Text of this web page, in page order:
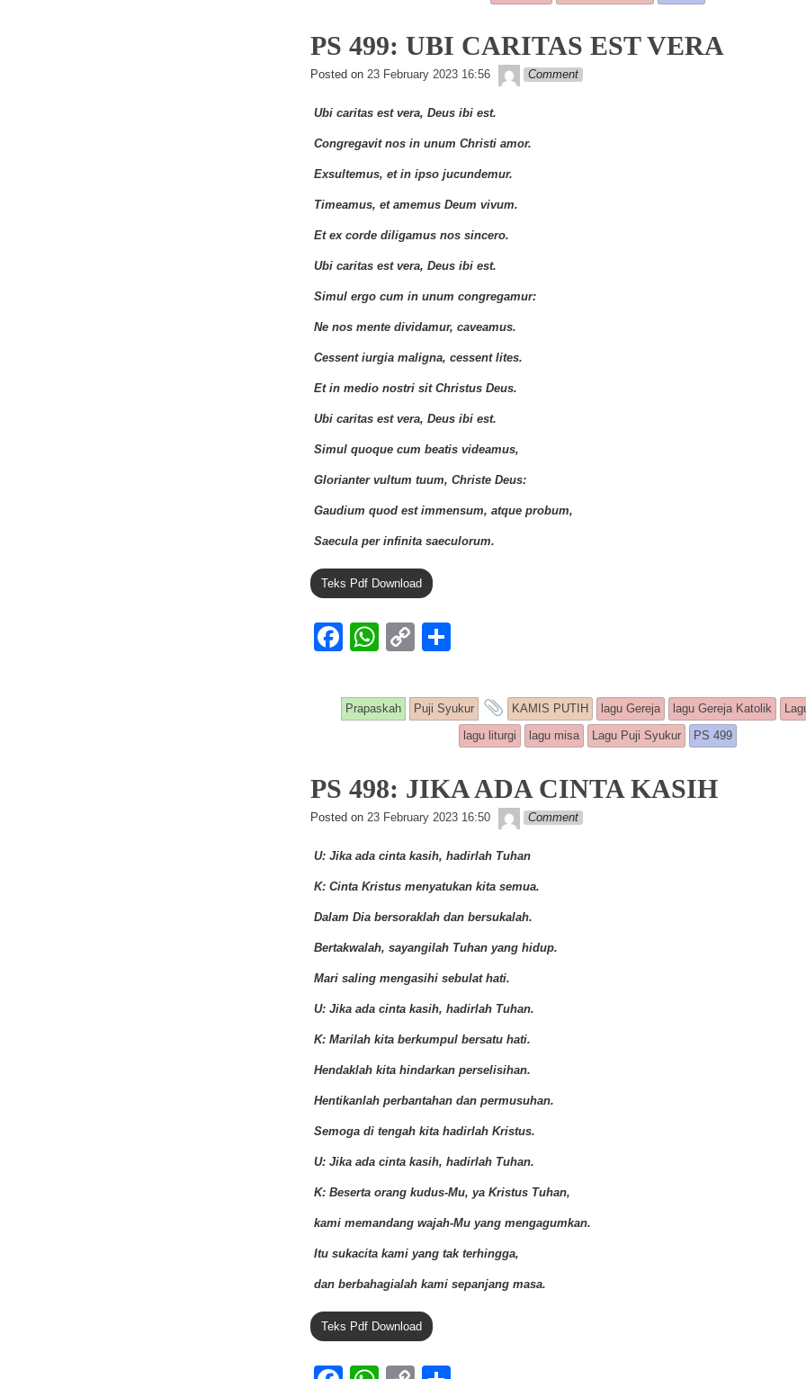
o
o
p
p
n
k
PS 499: UBI CARITAS EST VERA
Posted on 23 February 2023 16:56 Lapopp music
Comment
Ubi caritas est vera, Deus ibi est.
Congregavit nos in unum Christi amor.
Exsultemus, et in ipso jucundemur.
Timeamus, et amemus Deum vivum.
Et ex corde diligamus nos sincero.
Ubi caritas est vera, Deus ibi est.
Simul ergo cum in unum congregamur:
Ne nos mente dividamur, caveamus.
Cessent iurgia maligna, cessent lites.
Et in medio nostri sit Christus Deus.
Ubi caritas est vera, Deus ibi est.
Simul quoque cum beatis videamus,
Glorianter vultum tuum, Christe Deus:
Gaudium quod est immensum, atque probum,
Saecula per infinita saeculorum.
Teks Pdf Download
F
c
e
o
o
W
at
s
p
p
C
p
y
n
k
ar
e
Prapaskah Puji Syukur and tagged
KAMIS PUTIH lagu Gereja lagu Gereja Katolik
lagu liturgi
lagu misa Lagu Puji Syukur PS 499
PS 498: JIKA ADA CINTA KASIH
Posted on 23 February 2023 16:50 Lapopp music
Comment
U: Jika ada cinta kasih, hadirlah Tuhan
K: Cinta Kristus menyatukan kita semua.
Dalam Dia bersoraklah dan bersukalah.
Bertakwalah, sayangilah Tuhan yang hidup.
Mari saling mengasihi sebulat hati.
U: Jika ada cinta kasih, hadirlah Tuhan.
K: Marilah kita berkumpul bersatu hati.
Hendaklah kita hindarkan perselisihan.
Hentikanlah perbantahan dan permusuhan.
Semoga di tengah kita hadirlah Kristus.
U: Jika ada cinta kasih, hadirlah Tuhan.
K: Beserta orang kudus-Mu, ya Kristus Tuhan,
kami memandang wajah-Mu yang mengagumkan.
Itu sukacita kami yang tak terhingga,
dan berbahagialah kami sepanjang masa.
Teks Pdf Download